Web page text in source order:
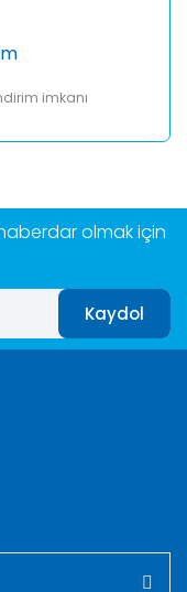
imkanı
olmak için
Kaydol